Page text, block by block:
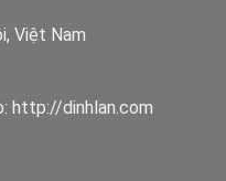
Việt Nam
http://dinhlan.com